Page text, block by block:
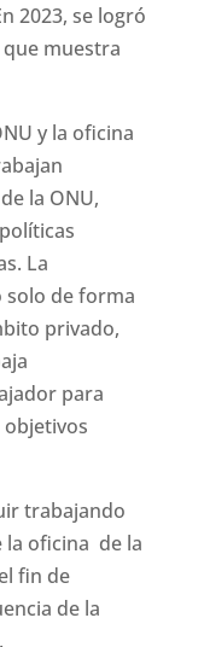
2023, se logró
muestra
y la oficina
la ONU,
La
solo de forma
privado,
para
trabajando
la oficina de la
fin de
de la